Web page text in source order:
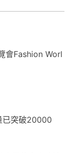
會Fashion Worl
已突破20000